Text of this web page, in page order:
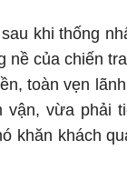
khi thống
nề của chiến
toàn vẹn
vận, vừa phải
khăn khách